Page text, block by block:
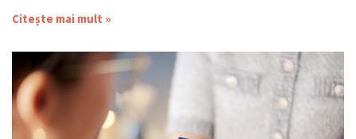
Citește mai mult »